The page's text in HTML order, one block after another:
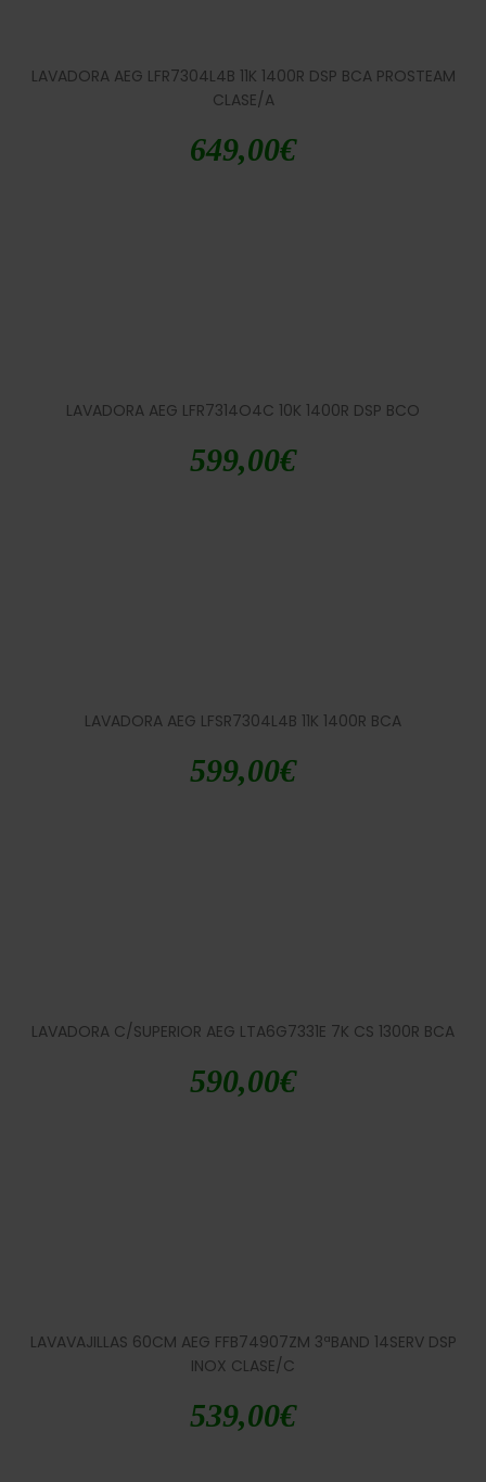
LAVADORA AEG LFR7304L4B 11K 1400R DSP BCA PROSTEAM
CLASE/A
649,00€
LAVADORA AEG LFR7314O4C 10K 1400R DSP BCO
599,00€
LAVADORA AEG LFSR7304L4B 11K 1400R BCA
599,00€
LAVADORA C/SUPERIOR AEG LTA6G7331E 7K CS 1300R BCA
590,00€
LAVAVAJILLAS 60CM AEG FFB74907ZM 3ªBAND 14SERV DSP
INOX CLASE/C
539,00€